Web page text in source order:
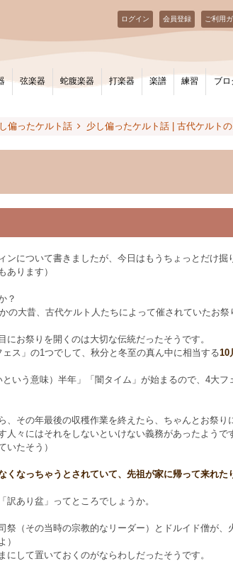
ログイン 会員登録 ご利用
弦楽器 蛇腹楽器 打楽器 楽譜 練習 ブロ
偏ったケルト話 少し偏ったケルト話 | 古代ケルト
ンについて書きましたが、今日はもうちょっとだけ
あります）
？
の大昔、古代ケルト人たちによって催されていたお祭
お祭りを開くのは大切な伝統だったそうです。
ス」の1つでして、秋分と冬至の真ん中に相当する10
いう意味）半年」「闇タイム」が始まるので、4大
、その年最後の収穫作業を終えたら、ちゃんとお祭
人々にはそれをしないといけない義務があったよう
いたそう）
くなっちゃうとされていて、先祖が家に帰って来れ
あり盆」ってところでしょうか。
祭（その当時の宗教的なリーダー）とドルイド僧が、
）
して置いておくのがならわしだったそうです。